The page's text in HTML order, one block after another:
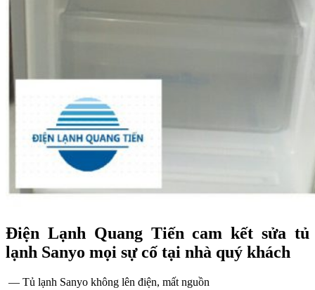
Điện Lạnh Quang Tiến cam kết sửa tủ
lạnh Sanyo mọi sự cố tại nhà quý khách
— Tủ lạnh Sanyo không lên điện, mất nguồn